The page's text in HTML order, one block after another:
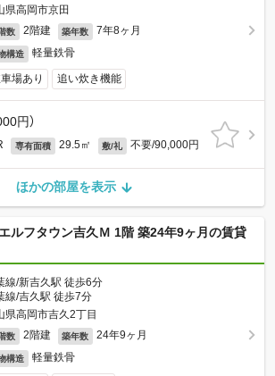
県高岡市京田
数 2階建 築年数 7年8ヶ月
構造 軽量鉄骨
場あり 追い炊き機能
円）
専有面積 29.5㎡ 敷/礼 不要/90,000円
ほかの部屋を表示
エルフタウン吉久Ｍ 1階 築24年9ヶ月の賃貸
線/新吉久駅 徒歩6分
線/吉久駅 徒歩7分
県高岡市吉久2丁目
数 2階建 築年数 24年9ヶ月
構造 軽量鉄骨